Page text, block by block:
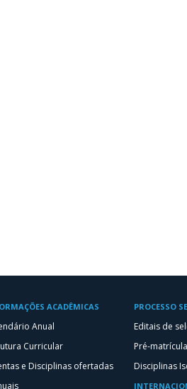
ACADÊMICAS
Anual
Curricular
e Disciplinas ofertadas
PROCESSO
Editais de
Pré-matrícula
Disciplinas